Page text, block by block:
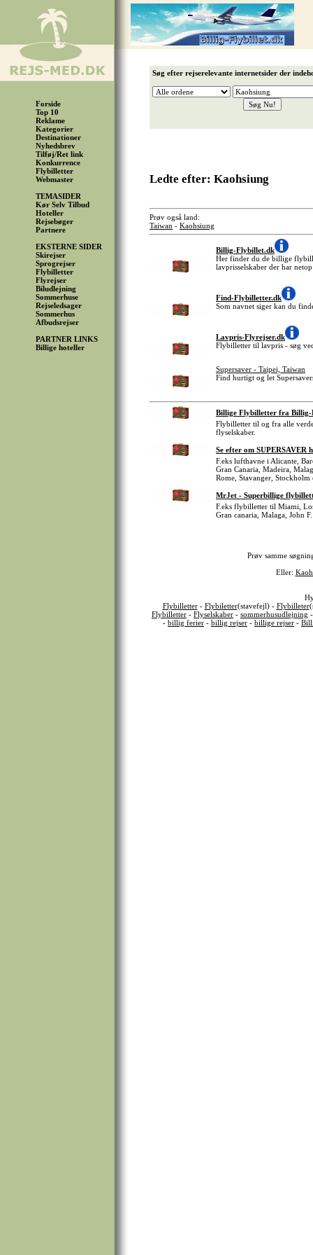
Forside
Top 10
Reklame
Kategorier
Destinationer
Nyhedsbrev
Tilføj/Ret link
Konkurrence
Flybilletter
Webmaster
TEMASIDER
Kør Selv Tilbud
Hoteller
Rejsebøger
Partnere
EKSTERNE SIDER
Skirejser
Sprogrejser
Flybilletter
Flyrejser
Biludlejning
Sommerhuse
Rejseledsager
Sommerhus
Afbudsrejser
PARTNER LINKS
Billige hoteller
Søg efter rejserelevante internetsider der
Ledte efter: Kaohsiung
Prøv også land:
Taiwan - Kaohsiung
Billig-Flybillet.dk
Her finder du de billige
lavprisselskaber der har
Find-Flybilletter.dk
Som navnet siger kan du
Lavpris-Flyrejser.dk
Flybilletter til lavpris - søg
Supersaver - Taipei, Taiwan
Find hurtigt og let
Billige Flybilletter fra
Flybilletter til og fra alle
flyselskaber.
Se efter om
F.eks lufthavne i Alicante,
Gran Canaria, Madeira,
Rome, Stavanger, Stockholm
MrJet - Superbillige
F.eks flybilletter til Miami,
Gran canaria, Malaga, John
Prøv samme
Eller:
Flybilletter- Flybiletter(stavefejl) - Flybilleter
Flybilletter - Flyselskaber - sommerhusudlejning
- billig ferier - billig rejser - billige rejser -